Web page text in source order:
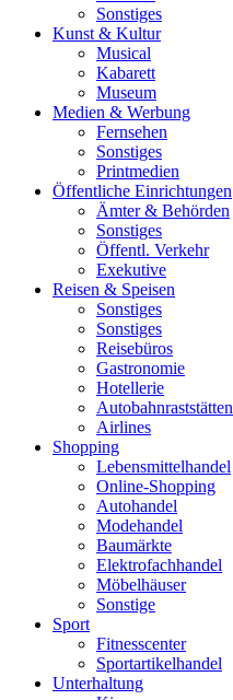
Sonstiges
Kunst & Kultur
Musical
Kabarett
Museum
Medien & Werbung
Fernsehen
Sonstiges
Printmedien
Öffentliche Einrichtungen
Ämter & Behörden
Sonstiges
Öffentl. Verkehr
Exekutive
Reisen & Speisen
Sonstiges
Sonstiges
Reisebüros
Gastronomie
Hotellerie
Autobahnraststätten
Airlines
Shopping
Lebensmittelhandel
Online-Shopping
Autohandel
Modehandel
Baumärkte
Elektrofachhandel
Möbelhäuser
Sonstige
Sport
Fitnesscenter
Sportartikelhandel
Unterhaltung